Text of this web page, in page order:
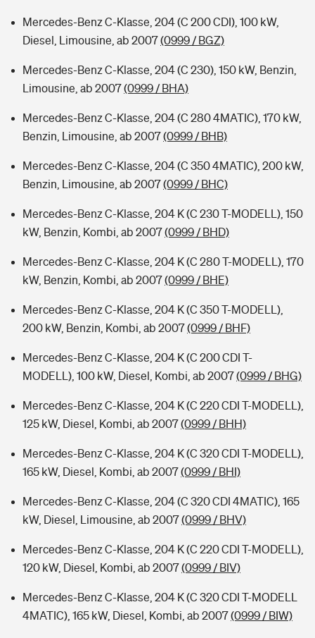
Mercedes-Benz C-Klasse, 204 (C 200 CDI), 100 kW,
Diesel, Limousine, ab 2007(0999 / BGZ)
Mercedes-Benz C-Klasse, 204 (C 230), 150 kW, Benzin,
Limousine, ab 2007(0999 / BHA)
Mercedes-Benz C-Klasse, 204 (C 280 4MATIC), 170 kW,
Benzin, Limousine, ab 2007(0999 / BHB)
Mercedes-Benz C-Klasse, 204 (C 350 4MATIC), 200 kW,
Benzin, Limousine, ab 2007(0999 / BHC)
Mercedes-Benz C-Klasse, 204 K (C 230 T-MODELL), 150
kW, Benzin, Kombi, ab 2007(0999 / BHD)
Mercedes-Benz C-Klasse, 204 K (C 280 T-MODELL), 170
kW, Benzin, Kombi, ab 2007(0999 / BHE)
Mercedes-Benz C-Klasse, 204 K (C 350 T-MODELL),
200 kW, Benzin, Kombi, ab 2007(0999 / BHF)
Mercedes-Benz C-Klasse, 204 K (C 200 CDI T-
MODELL), 100 kW, Diesel, Kombi, ab 2007(0999 / BHG)
Mercedes-Benz C-Klasse, 204 K (C 220 CDI T-MODELL),
125 kW, Diesel, Kombi, ab 2007(0999 / BHH)
Mercedes-Benz C-Klasse, 204 K (C 320 CDI T-MODELL),
165 kW, Diesel, Kombi, ab 2007(0999 / BHI)
Mercedes-Benz C-Klasse, 204 (C 320 CDI 4MATIC), 165
kW, Diesel, Limousine, ab 2007(0999 / BHV)
Mercedes-Benz C-Klasse, 204 K (C 220 CDI T-MODELL),
120 kW, Diesel, Kombi, ab 2007(0999 / BIV)
Mercedes-Benz C-Klasse, 204 K (C 320 CDI T-MODELL
4MATIC), 165 kW, Diesel, Kombi, ab 2007(0999 / BIW)